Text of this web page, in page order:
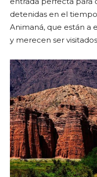
detenidas en el
Animaná, que están a
y merecen ser